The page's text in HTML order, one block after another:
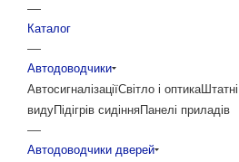
—
Каталог
—
Автодоводчики
АвтосигналізаціїСвітло і оптика
видуПідігрів сидінняПанелі приладів
—
Автодоводчики дверей